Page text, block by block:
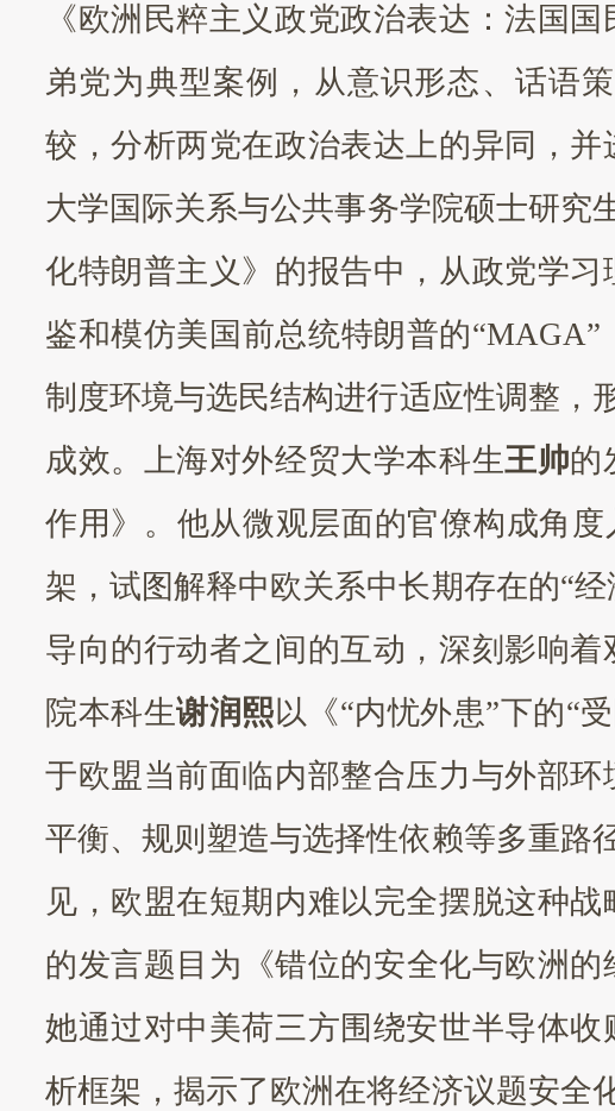
《欧洲民粹主义政党政治表达：法国
弟党为典型案例，从意识形态、话语
较，分析两党在政治表达上的异同，
大学国际关系与公共事务学院硕士研究
化特朗普主义》的报告中，从政党学
鉴和模仿美国前总统特朗普的
制度环境与选民结构进行适应性调整，
成效。上海对外经贸大学本科生王帅的
作用》。他从微观层面的官僚构成角
架，试图解释中欧关系中长期存在的“
导向的行动者之间的互动，深刻影响
院本科生谢润熙以《“内忧外患”下的“
于欧盟当前面临内部整合压力与外部
平衡、规则塑造与选择性依赖等多重路
见，欧盟在短期内难以完全摆脱这种
的发言题目为《错位的安全化与欧洲的
她通过对中美荷三方围绕安世半导体
析框架，揭示了欧洲在将经济议题安全